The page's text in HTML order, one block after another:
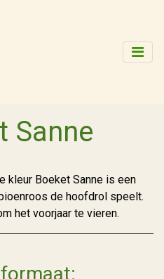
Sanne
kleur Boeket Sanne is een
de hoofdrol speelt.
het voorjaar te vieren.